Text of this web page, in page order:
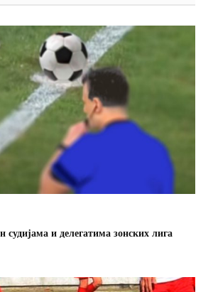
и делегатима зонских лига